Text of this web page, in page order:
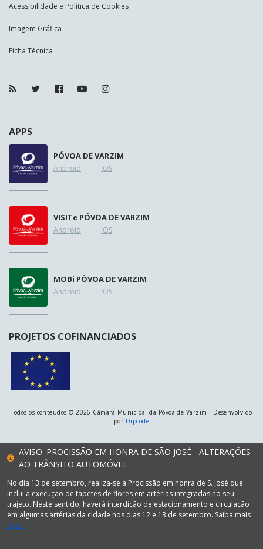
Acessibilidade e Política de Cookies
Imagem Gráfica
Ficha Técnica
APPS
PÓVOA DE VARZIM
Android IOS
VISITe PÓVOA DE VARZIM
Android IOS
MOBi PÓVOA DE VARZIM
Android IOS
PROJETOS COFINANCIADOS
Todos os conteúdos © 2026 Câmara Municipal da Póvoa de Varzim - Desenvolvido
por Dipcode
AVISO: PROCISSÃO EM HONRA DE SÃO JOSÉ - ALTERAÇÕES
AO TRÂNSITO AUTOMÓVEL
No dia 13 de setembro, realiza-se a Procissão em honra de S. José que
inclui a execução de tapetes de flores em artérias integradas no seu
trajeto. Neste sentido, haverá interdição de estacionamento e circulação
em algumas artérias da cidade nos dias 12 e 13 de setembro. Saiba mais
aqui.